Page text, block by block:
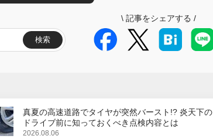
検索
\ 記事をシェアする /
真夏の高速道路でタイヤが突然バースト!? 炎天下の
ドライブ前に知っておくべき点検内容とは
2026.08.06